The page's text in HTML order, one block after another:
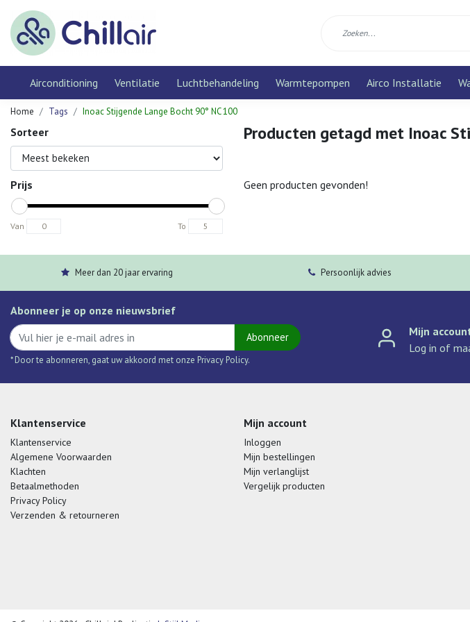
Airconditioning Ventilatie Luchtbehandeling Warmtepompen Airco Installatie
Home Tags Inoac Stijgende Lange Bocht 90° NC 100
Sorteer
Prijs
Van To
Producten getagd met Inoac
Geen producten gevonden!
Meer dan 20 jaar ervaring Persoonlijk advies
Abonneer je op onze nieuwsbrief
Abonneer
* Door te abonneren, gaat uw akkoord met onze Privacy Policy.
Mijn
Log in of
Klantenservice
Klantenservice
Algemene Voorwaarden
Klachten
Betaalmethoden
Privacy Policy
Verzenden & retourneren
Mijn account
Inloggen
Mijn bestellingen
Mijn verlanglijst
Vergelijk producten